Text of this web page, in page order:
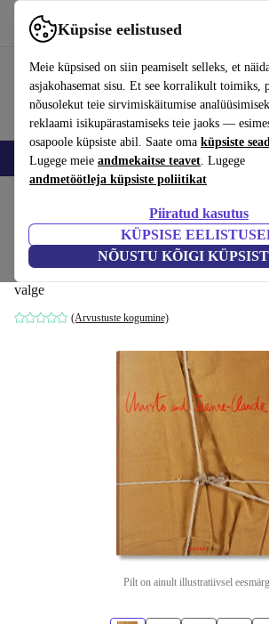
Küpsise eelistused
Meie küpsised on siin peamiselt selleks, et
asjakohasemat sisu. Et see korralikult toimiks,
nõusolekut teie sirvimiskäitumise
reklaami isikupärastamiseks teie jaoks —
osapoole küpsiste abil. Saate oma küpsiste
Lugege meie andmekaitse teavet. Lugege
andmetöötleja küpsiste poliitikat
Piiratud kasutus
KÜPSISE
NÕUSTU KÕIGI
Kasuta rakendust refurbed kiirelt ja lihtsalt
Nutitelefoni Sülearvutid Tahvelarvutid
Christo and Jeanne-Claude.
Edition
valge
(Arvustuste kogumine)
Pilt on ainult illustratiivsel